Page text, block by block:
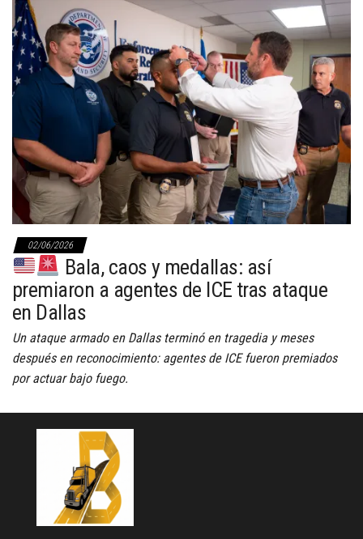
02/06/2026
Bala, caos y medallas: así
premiaron a agentes de ICE tras ataque
en Dallas
Un ataque armado en Dallas terminó en tragedia y meses
después en reconocimiento: agentes de ICE fueron premiados
por actuar bajo fuego.